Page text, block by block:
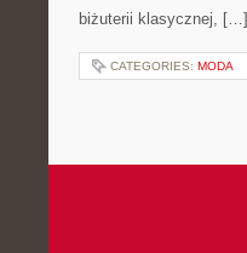
biżuterii klasycznej, […]
CATEGORIES: MODA